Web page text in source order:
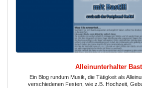
Alleinunterhalter
Ein Blog rundum Musik, die Tätigkeit als
verschiedenen Festen, wie z.B. Hochzeit,